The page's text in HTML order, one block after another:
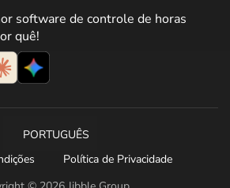
software de controle de horas
quê!
PORTUGUÊS
Política de Privacidade